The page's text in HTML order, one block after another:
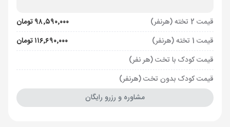
قیمت 2 تخته (هرنفر)
۹۸٬۵۹۰٬۰۰۰ تومان
قیمت 1 تخته (هرنفر)
۱۱۶٬۶۹۰٬۰۰۰ تومان
قیمت کودک با تخت (هر نفر)
قیمت کودک بدون تخت (هرنفر)
مشاوره و رزرو رایگان